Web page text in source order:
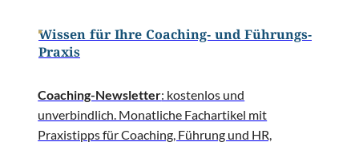
Wissen für Ihre Coaching- und Führungs-
Praxis
Coaching-Newsletter: kostenlos und
unverbindlich. Monatliche Fachartikel mit
Praxistipps für Coaching, Führung und HR,